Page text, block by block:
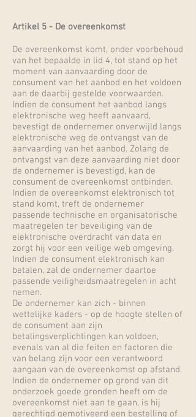
Artikel 5 - De overeenkomst
De overeenkomst komt, onder voorbehoud
van het bepaalde in lid 4, tot stand op het
moment van aanvaarding door de
consument van het aanbod en het voldoen
aan de daarbij gestelde voorwaarden.
Indien de consument het aanbod langs
elektronische weg heeft aanvaard,
bevestigt de ondernemer onverwijld langs
elektronische weg de ontvangst van de
aanvaarding van het aanbod. Zolang de
ontvangst van deze aanvaarding niet door
de ondernemer is bevestigd, kan de
consument de overeenkomst ontbinden.
Indien de overeenkomst elektronisch tot
stand komt, treft de ondernemer
passende technische en organisatorische
maatregelen ter beveiliging van de
elektronische overdracht van data en
zorgt hij voor een veilige web omgeving.
Indien de consument elektronisch kan
betalen, zal de ondernemer daartoe
passende veiligheidsmaatregelen in acht
nemen.
De ondernemer kan zich - binnen
wettelijke kaders - op de hoogte stellen of
de consument aan zijn
betalingsverplichtingen kan voldoen,
evenals van al die feiten en factoren die
van belang zijn voor een verantwoord
aangaan van de overeenkomst op afstand.
Indien de ondernemer op grond van dit
onderzoek goede gronden heeft om de
overeenkomst niet aan te gaan, is hij
gerechtigd gemotiveerd een bestelling of